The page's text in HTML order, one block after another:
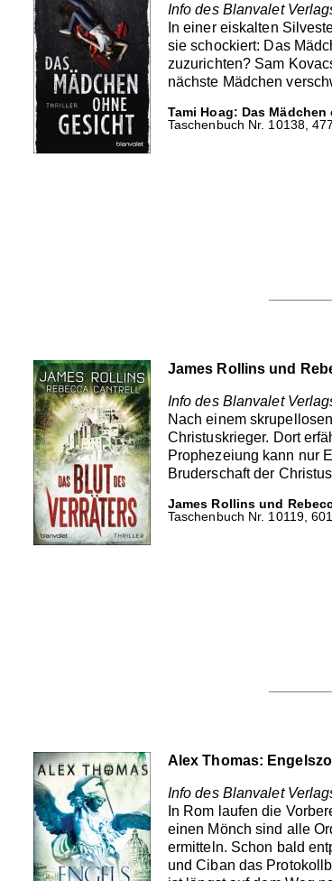
Info des Blanvalet
In einer eiskalten
sie schockiert: Das
zuzurichten? Sam
nächste Mädchen
Tami Hoag: Das
Taschenbuch Nr. 10138,
James Rollins und
Info des Blanvalet
Nach einem
Christuskrieger. Dort
Prophezeiung kann nur
Bruderschaft der
James Rollins und
Taschenbuch Nr. 10119,
Alex Thomas:
Info des Blanvalet
In Rom laufen die
einen Mönch sind alle
ermitteln. Schon bald
und Ciban das